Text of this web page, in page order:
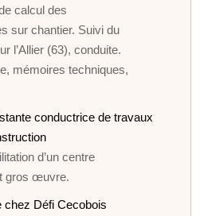
calcul des
sur chantier. Suivi du
l’Allier (63), conduite.
mémoires techniques,
conductrice de travaux
d’un centre
gros œuvre.
chez Défi Cecobois